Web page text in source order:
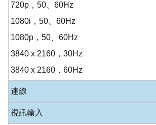
720p，50、60Hz
1080i，50、60Hz
1080p，50、60Hz
3840 x 2160，30Hz
3840 x 2160，60Hz
連線
視訊輸入